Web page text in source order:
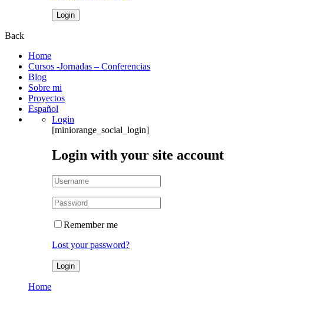
Back
Home
Cursos -Jornadas – Conferencias
Blog
Sobre mi
Proyectos
Español
Login
[miniorange_social_login]
Login with your site account
Remember me
Lost your password?
Home